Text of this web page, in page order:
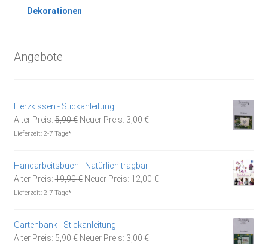
Dekorationen
Angebote
Herzkissen - Stickanleitung
Alter Preis: 5,90€ Ursprünglicher
Neuer Preis: 3,00 €Aktueller
Lieferzeit: 2-7 Tage*
Handarbeitsbuch - Natürlich tragbar
Alter Preis: 19,90€ Ursprünglicher
Neuer Preis: 12,00 €Aktueller
Lieferzeit: 2-7 Tage*
Gartenbank - Stickanleitung
Alter Preis: 5,90€ Ursprünglicher
Neuer Preis: 3,00 €Aktueller